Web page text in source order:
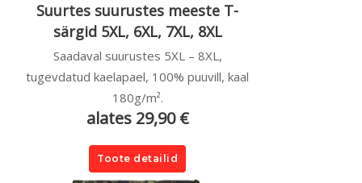
Suurtes suurustes meeste T-
särgid 5XL, 6XL, 7XL, 8XL
Saadaval suurustes 5XL – 8XL,
tugevdatud kaelapael, 100% puuvill, kaal
180g/m².
alates 29,90 €
Toote detailid